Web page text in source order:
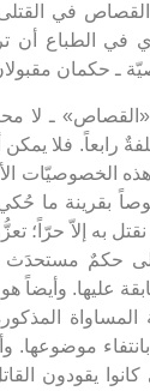
في القتلى
في الطباع
ـ حكمان
ـ لا
كلفةٌ رابعاً. فلا
الخصوصيّات
بقرينة ما
به إلاّ حرّاً؛
حكمٌ مستحدَث
عليها. وأيضاً
موضوعها.
يقودون